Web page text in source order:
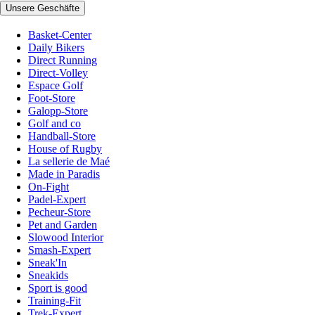
Unsere Geschäfte
Basket-Center
Daily Bikers
Direct Running
Direct-Volley
Espace Golf
Foot-Store
Galopp-Store
Golf and co
Handball-Store
House of Rugby
La sellerie de Maé
Made in Paradis
On-Fight
Padel-Expert
Pecheur-Store
Pet and Garden
Slowood Interior
Smash-Expert
Sneak'In
Sneakids
Sport is good
Training-Fit